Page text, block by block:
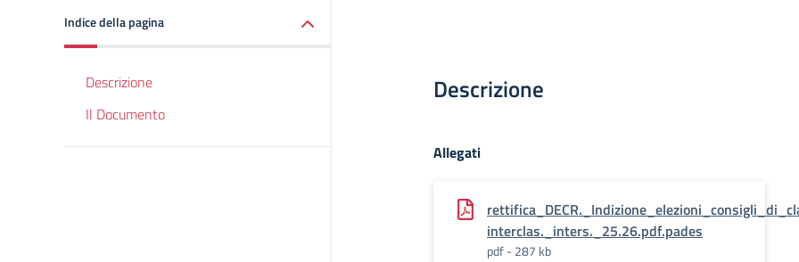
Indice della pagina
Descrizione
Il Documento
Descrizione
Allegati
interclas._inters._25.26.pdf.pades
pdf - 287 kb